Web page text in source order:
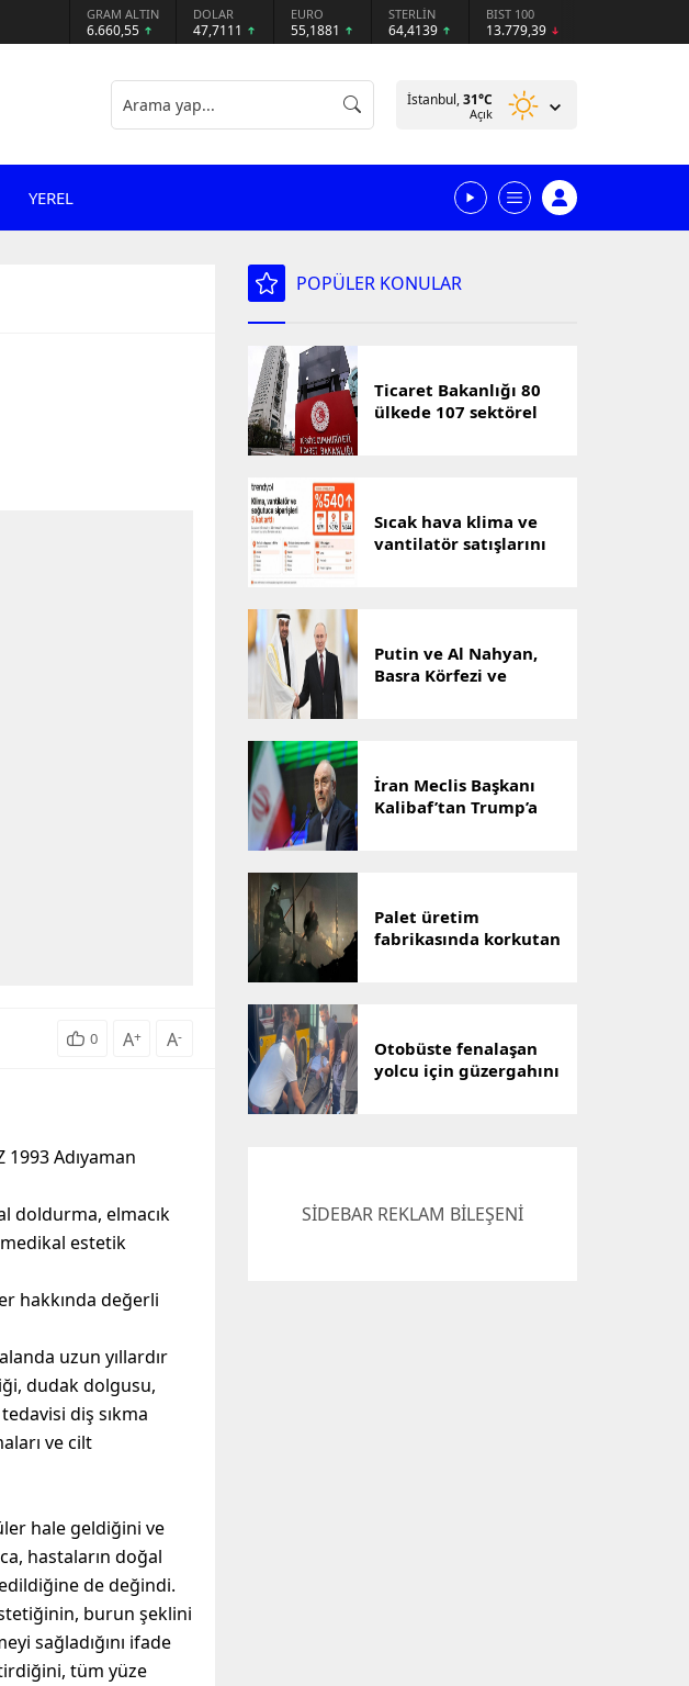
GRAM ALTIN
6.660,55
DOLAR
47,7111
EURO
55,1881
STERLİN
64,4139
BIST 100
13.779,39
İstanbul,31°C
Açık
YEREL
0 A+ A-
Adıyaman
doldurma, elmacık
medikal estetik
hakkında değerli
uzun yıllardır
dudak dolgusu,
diş sıkma
ve cilt
hale geldiğini ve
hastaların doğal
de değindi.
burun şeklini
sağladığını ifade
tüm yüze
POPÜLER KONULAR
Ticaret Bakanlığı 80
ülkede 107 sektörel
Sıcak hava klima ve
vantilatör satışlarını
Putin ve Al Nahyan,
Basra Körfezi ve
İran Meclis Başkanı
Kalibaf’tan Trump’a
Palet üretim
fabrikasında korkutan
Otobüste fenalaşan
yolcu için güzergahını
SİDEBAR REKLAM BİLEŞENİ